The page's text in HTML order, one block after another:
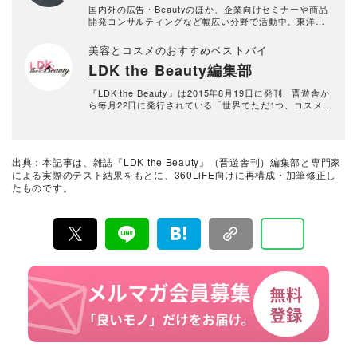
国内外の広告・Beautyのほか、企業向けセミナーや商品
開発コンサルティングなど幅広い分野で活動中。東洋医
イクに定評のあるアーティスト。2021年、パーソナルメ
イクレッスンの為のメイクサロン【recipe⓪レシピゼ
ロ】を代々木上原にOPEN。 【経歴】 Paris Fashion w
eek、V&A ”Kimono cat walk " 、Pompidou「A Shaded
View on Fashion Film」、Hollywood「WOLVERINE:SA
MURAI」etc..
美容とコスメのおすすめベストバイ
LDK the Beauty編集部
『LDK the Beauty』は2015年8月19日に発刊、晋遊舎か
ら毎月22日に発行されている「世界でただ1つ、コスメを
ディアで情報を発信中。姉妹誌であるテストする女性誌
『LDK』と同様、メーカーに忖度する事なく、編集部と
出典：本記事は、雑誌『LDK the Beauty』（晋遊舎刊）編集部と専門家
による実際のテスト結果をもとに、360LiFE向けに再構成・加筆修正し
たものです。